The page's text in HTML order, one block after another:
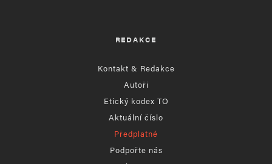
REDAKCE
Kontakt & Redakce
Autoři
Etický kodex TO
Aktuální číslo
Předplatné
Podpořte nás